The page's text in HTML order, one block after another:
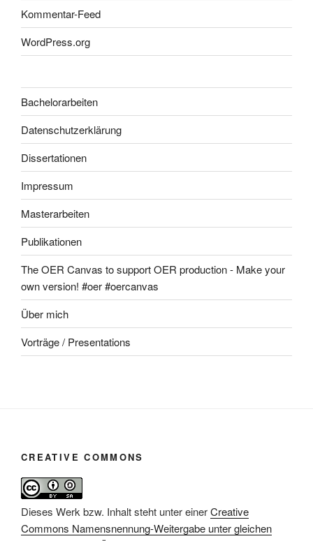
Kommentar-Feed
WordPress.org
Bachelorarbeiten
Datenschutzerklärung
Dissertationen
Impressum
Masterarbeiten
Publikationen
The OER Canvas to support OER production - Make your
own version! #oer #oercanvas
Über mich
Vorträge / Presentations
CREATIVE COMMONS
Dieses Werk bzw. Inhalt steht unter einerCreative
Commons Namensnennung-Weitergabe unter gleichen